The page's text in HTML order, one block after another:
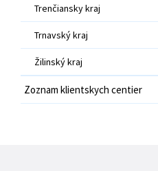
Trenčiansky kraj
Trnavský kraj
Žilinský kraj
Zoznam klientskych centier